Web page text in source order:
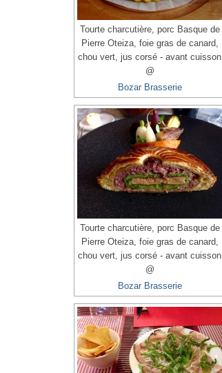
Tourte charcutière, porc Basque de
Pierre Oteiza, foie gras de canard,
chou vert, jus corsé - avant cuisson
@
Bozar Brasserie
Tourte charcutière, porc Basque de
Pierre Oteiza, foie gras de canard,
chou vert, jus corsé - avant cuisson
@
Bozar Brasserie